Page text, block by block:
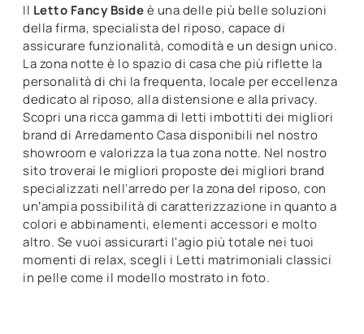
Il Letto Fancy Bsideè una delle più belle soluzioni
della firma, specialista del riposo, capace di
assicurare funzionalità, comodità e un design unico.
La zona notte è lo spazio di casa che più riflette la
personalità di chi la frequenta, locale per eccellenza
dedicato al riposo, alla distensione e alla privacy.
Scopri una ricca gamma di letti imbottiti dei migliori
brand di Arredamento Casa disponibili nel nostro
showroom e valorizza la tua zona notte. Nel nostro
sito troverai le migliori proposte dei migliori brand
specializzati nell'arredo per la zona del riposo, con
un’ampia possibilità di caratterizzazione in quanto a
colori e abbinamenti, elementi accessori e molto
altro. Se vuoi assicurarti l'agio più totale nei tuoi
momenti di relax, scegli i Letti matrimoniali classici
in pelle come il modello mostrato in foto.